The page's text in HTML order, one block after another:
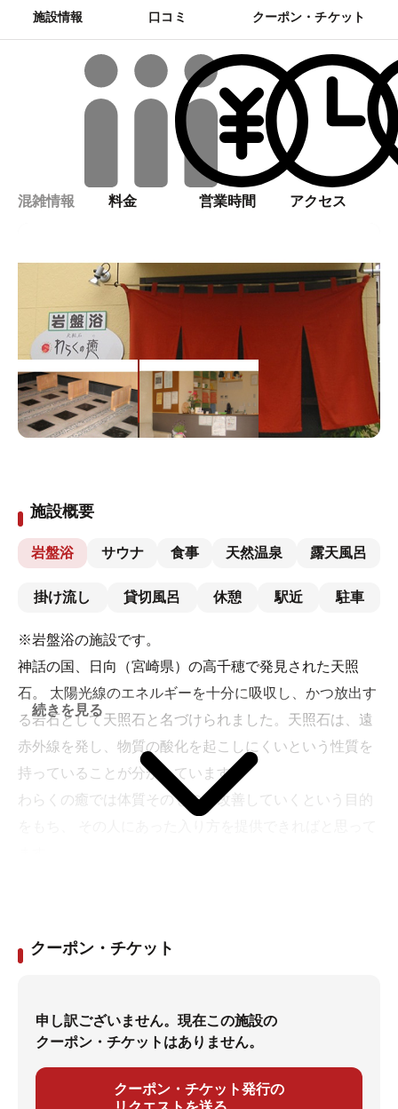
施設情報 口コミ クーポン・チケット
混雑情報 料金 営業時間 アクセス
施設概要
岩盤浴 サウナ 食事 天然温泉 露天風呂
掛け流し 貸切風呂 休憩 駅近 駐車
※岩盤浴の施設です。
神話の国、日向（宮崎県）の高千穂で発見された天照
石。 太陽光線のエネルギーを十分に吸収し、かつ放出す
る岩石として天照石と名づけられました。天照石は、遠
赤外線を発し、物質の酸化を起こしにくいという性質を
持っていることが分かっています。
わらくの癒では体質そのものを改善していくという目的
続きを見る
クーポン・チケット
申し訳ございません。現在この施設の
クーポン・チケットはありません。
クーポン・チケット発行の